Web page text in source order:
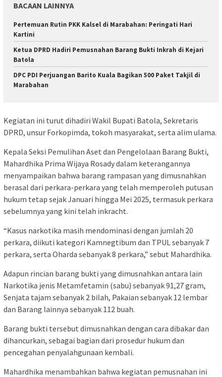
BACAAN LAINNYA
Pertemuan Rutin PKK Kalsel di Marabahan: Peringati Hari
Kartini
Ketua DPRD Hadiri Pemusnahan Barang Bukti Inkrah di Kejari
Batola
DPC PDI Perjuangan Barito Kuala Bagikan 500 Paket Takjil di
Marabahan
Kegiatan ini turut dihadiri Wakil Bupati Batola, Sekretaris
DPRD, unsur Forkopimda, tokoh masyarakat, serta alim ulama.
Kepala Seksi Pemulihan Aset dan Pengelolaan Barang Bukti,
Mahardhika Prima Wijaya Rosady dalam keterangannya
menyampaikan bahwa barang rampasan yang dimusnahkan
berasal dari perkara-perkara yang telah memperoleh putusan
hukum tetap sejak Januari hingga Mei 2025, termasuk perkara
sebelumnya yang kini telah inkracht.
“Kasus narkotika masih mendominasi dengan jumlah 20
perkara, diikuti kategori Kamnegtibum dan TPUL sebanyak 7
perkara, serta Oharda sebanyak 8 perkara,” sebut Mahardhika.
Adapun rincian barang bukti yang dimusnahkan antara lain
Narkotika jenis Metamfetamin (sabu) sebanyak 91,27 gram,
Senjata tajam sebanyak 2 bilah, Pakaian sebanyak 12 lembar
dan Barang lainnya sebanyak 112 buah.
Barang bukti tersebut dimusnahkan dengan cara dibakar dan
dihancurkan, sebagai bagian dari prosedur hukum dan
pencegahan penyalahgunaan kembali.
Mahardhika menambahkan bahwa kegiatan pemusnahan ini